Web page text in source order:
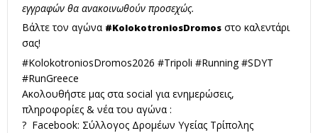
εγγραφών θα ανακοινωθούν προσεχώς.
Βάλτε τον αγώνα #KolokotroniosDromos στο καλεντάρι
σας!
#KolokotroniosDromos2026 #Tripoli #Running #SDYT
#RunGreece
Ακολουθήστε μας στα social για ενημερώσεις,
πληροφορίες & νέα του αγώνα :
? Facebook: Σύλλογος Δρομέων Υγείας Τρίπολης